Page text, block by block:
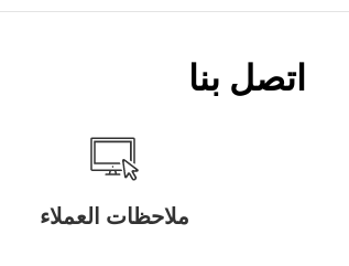
اتصل بنا
ملاحظات العملاء